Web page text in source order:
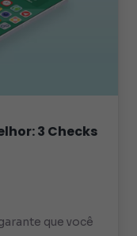
3 Checks
que você